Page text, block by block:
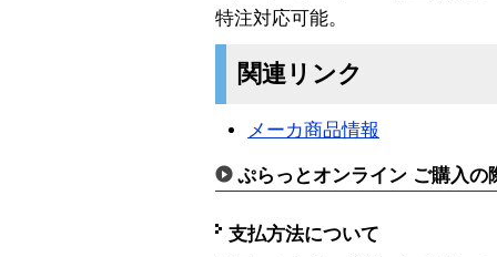
特注対応可能。
関連リンク
メーカ商品情報
ぷらっとオンライン ご購入の
支払方法について